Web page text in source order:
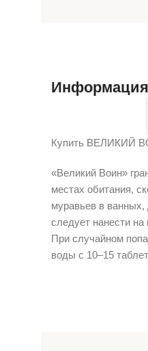
Информация
Купить ВЕЛИКИЙ
«Великий Воин»
местах обитания,
муравьев в
следует нанести
При случайном
воды с 10–15